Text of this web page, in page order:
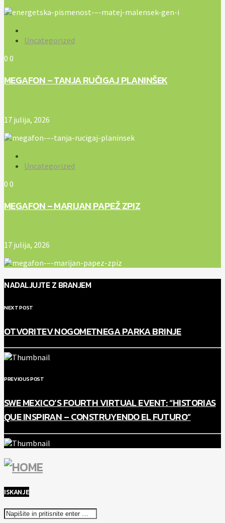
Uncategorized
0 0
MEGAFON – TANJA RUČIGAJ PLANINŠEK
17 julija, 2026
Uncategorized
0 0
MEGAFON – MARIJAN PAPEŽ ZPIZ
17 julija, 2026
NADALJUJTE Z BRANJEM
NEXT POST
OTVORITEV NOGOMETNEGA PARKA BRINJE
PREVIOUS POST
SWE MEXICO’S FOURTH VIRTUAL EVENT: “HISTORIAS
QUE INSPIRAN – CONSTRUYENDO EL FUTURO”
ISKANJE